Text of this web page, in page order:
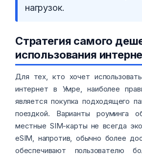
нагрузок.
Стратегия самого
использования
Для тех, кто хочет
интернет в Умре, наиболее
является покупка подходящего
поездкой. Варианты роуминга
местные SIM-карты не всегда
eSIM, напротив, обычно более
обеспечивают пользователю